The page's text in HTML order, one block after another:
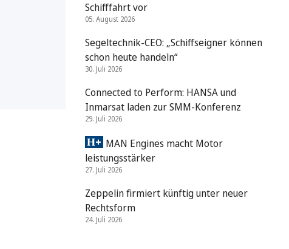
Schifffahrt vor
05. August 2026
Segeltechnik-CEO: „Schiffseigner können
schon heute handeln“
30. Juli 2026
Connected to Perform: HANSA und
Inmarsat laden zur SMM-Konferenz
29. Juli 2026
MAN Engines macht Motor
leistungsstärker
27. Juli 2026
Zeppelin firmiert künftig unter neuer
Rechtsform
24. Juli 2026